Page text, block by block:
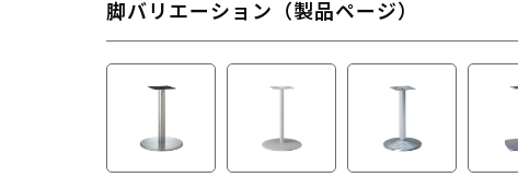
脚バリエーション（製品ページ）